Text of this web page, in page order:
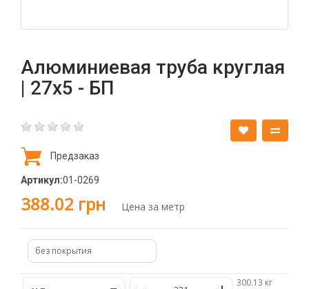
Алюминиевая труба круглая
| 27х5 - БП
Предзаказ
Артикул:01-0269
388.02 грн Цена за метр
без покрытия
300.13 кг